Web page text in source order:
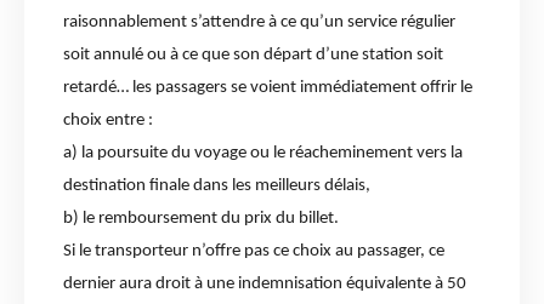
raisonnablement s’attendre à ce qu’un service régulier
soit annulé ou à ce que son départ d’une station soit
retardé… les passagers se voient immédiatement offrir le
choix entre :
a) la poursuite du voyage ou le réacheminement vers la
destination finale dans les meilleurs délais,
b) le remboursement du prix du billet.
Si le transporteur n’offre pas ce choix au passager, ce
dernier aura droit à une indemnisation équivalente à 50